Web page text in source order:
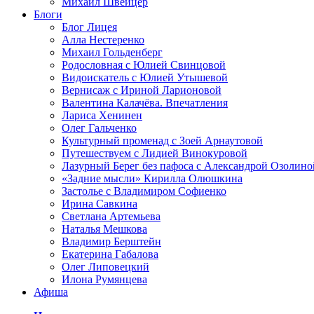
Блоги
Блог Лицея
Алла Нестеренко
Михаил Гольденберг
Родословная с Юлией Свинцовой
Видоискатель с Юлией Утышевой
Вернисаж с Ириной Ларионовой
Валентина Калачёва. Впечатления
Лариса Хенинен
Олег Гальченко
Культурный променад с Зоей Арнаутовой
Путешествуем с Лидией Винокуровой
Лазурный Берег без пафоса с Александрой
«Задние мысли» Кирилла Олюшкина
Застолье с Владимиром Софиенко
Ирина Савкина
Светлана Артемьева
Наталья Мешкова
Владимир Берштейн
Екатерина Габалова
Олег Липовецкий
Илона Румянцева
Афиша